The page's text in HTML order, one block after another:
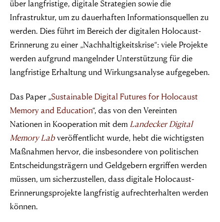
über langfristige, digitale Strategien sowie die
Infrastruktur, um zu dauerhaften Informationsquellen zu
werden. Dies führt im Bereich der digitalen Holocaust-
Erinnerung zu einer „Nachhaltigkeitskrise“: viele Projekte
werden aufgrund mangelnder Unterstützung für die
langfristige Erhaltung und Wirkungsanalyse aufgegeben.
Das Paper „Sustainable Digital Futures for Holocaust
Memory and Education“, das von den Vereinten
Nationen in Kooperation mit dem Landecker Digital
Memory Labveröffentlicht wurde, hebt die wichtigsten
Maßnahmen hervor, die insbesondere von politischen
Entscheidungsträgern und Geldgebern ergriffen werden
müssen, um sicherzustellen, dass digitale Holocaust-
Erinnerungsprojekte langfristig aufrechterhalten werden
können.